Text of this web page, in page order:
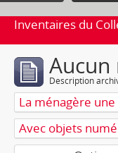
Inventaires du
Description
La ménagère
Avec objets